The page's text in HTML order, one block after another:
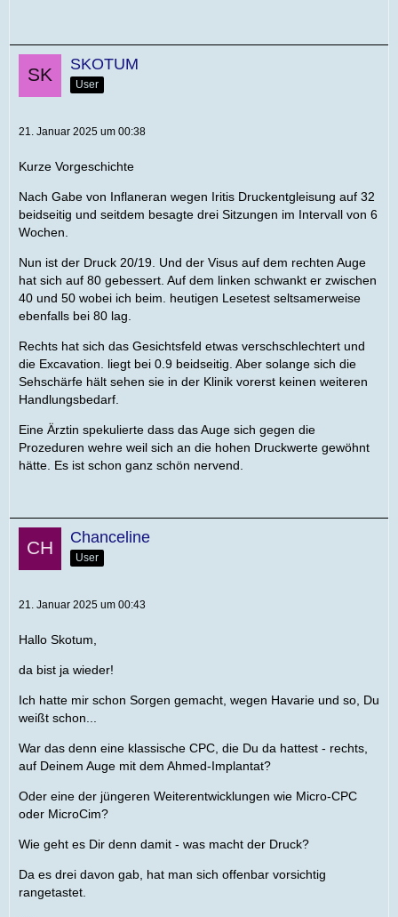
SKOTUM
User
21. Januar 2025 um 00:38
Kurze Vorgeschichte
Nach Gabe von Inflaneran wegen Iritis Druckentgleisung auf 32
beidseitig und seitdem besagte drei Sitzungen im Intervall von 6
Wochen.
Nun ist der Druck 20/19. Und der Visus auf dem rechten Auge
hat sich auf 80 gebessert. Auf dem linken schwankt er zwischen
40 und 50 wobei ich beim. heutigen Lesetest seltsamerweise
ebenfalls bei 80 lag.
Rechts hat sich das Gesichtsfeld etwas verschschlechtert und
die Excavation. liegt bei 0.9 beidseitig. Aber solange sich die
Sehschärfe hält sehen sie in der Klinik vorerst keinen weiteren
Handlungsbedarf.
Eine Ärztin spekulierte dass das Auge sich gegen die
Prozeduren wehre weil sich an die hohen Druckwerte gewöhnt
hätte. Es ist schon ganz schön nervend.
Chanceline
User
21. Januar 2025 um 00:43
Hallo Skotum,
da bist ja wieder!
Ich hatte mir schon Sorgen gemacht, wegen Havarie und so, Du
weißt schon...
War das denn eine klassische CPC, die Du da hattest - rechts,
auf Deinem Auge mit dem Ahmed-Implantat?
Oder eine der jüngeren Weiterentwicklungen wie Micro-CPC
oder MicroCim?
Wie geht es Dir denn damit - was macht der Druck?
Da es drei davon gab, hat man sich offenbar vorsichtig
rangetastet.